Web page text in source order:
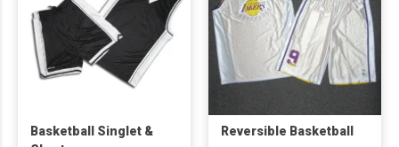
Basketball Singlet &
Reversible Basketball